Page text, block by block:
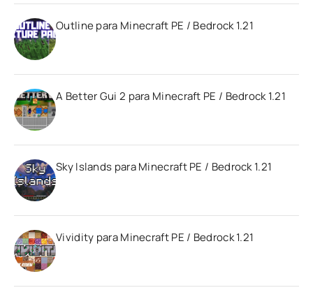
Outline para Minecraft PE / Bedrock 1.21
A Better Gui 2 para Minecraft PE / Bedrock 1.21
Sky Islands para Minecraft PE / Bedrock 1.21
Vividity para Minecraft PE / Bedrock 1.21